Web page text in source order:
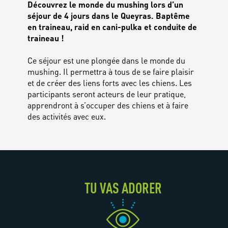
Découvrez le monde du mushing lors d’un
séjour de 4 jours dans le Queyras. Baptême
en traineau, raid en cani-pulka et conduite de
traineau !
Ce séjour est une plongée dans le monde du
mushing. Il permettra à tous de se faire plaisir
et de créer des liens forts avec les chiens. Les
participants seront acteurs de leur pratique,
apprendront à s’occuper des chiens et à faire
des activités avec eux.
TU VAS ADORER